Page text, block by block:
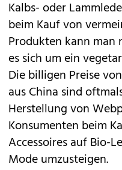
Kalbs- oder
beim Kauf von
Produkten kann man
es sich um ein
Die billigen Preise
aus China sind
Herstellung von
Konsumenten beim
Accessoires auf Bio-
Mode umzusteigen.